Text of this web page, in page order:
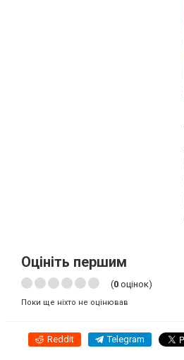
Оцініть першим
(0 оцінок)
Поки ще ніхто не оцінював
Reddit Telegram